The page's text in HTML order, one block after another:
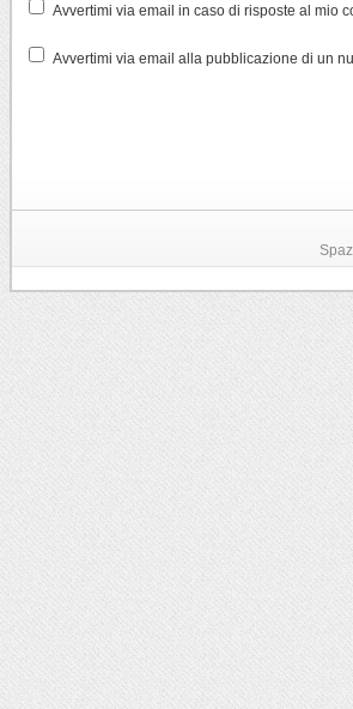
Avvertimi via email in caso di risposte al mio
Avvertimi via email alla pubblicazione di un